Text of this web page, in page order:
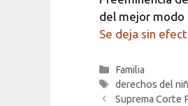
del mejor modo
Se deja sin
Categorías
Familia
Etiquetas
derechos del
Suprema Corte